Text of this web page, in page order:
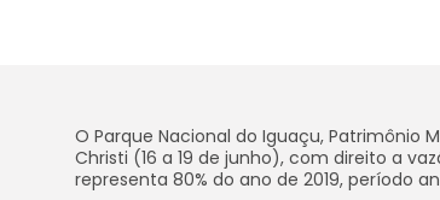
O Parque Nacional do Iguaçu, Patrimônio
Christi (16 a 19 de junho), com direito a
representa 80% do ano de 2019, período